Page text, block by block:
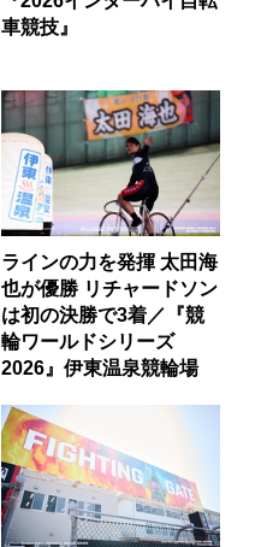
車競技』
ラインの力を発揮 太田海
也が優勝 リチャードソン
は初の決勝で3着／『競
輪ワールドシリーズ
2026』伊東温泉競輪場